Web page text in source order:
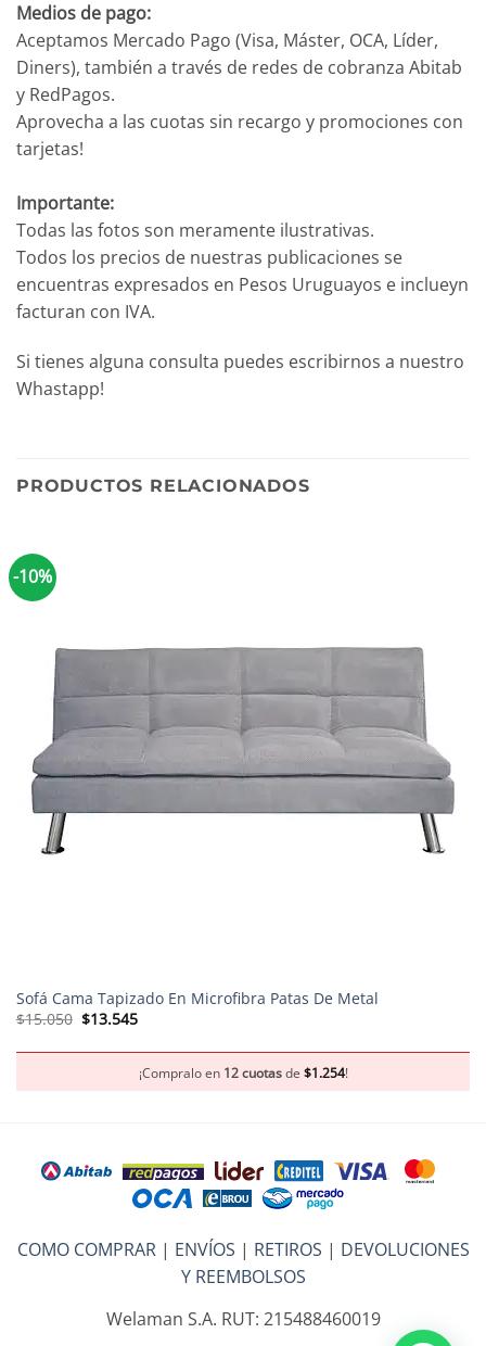
Medios de pago:
Aceptamos Mercado Pago (Visa, Máster, OCA, Líder,
Diners), también a través de redes de cobranza Abitab
y RedPagos.
Aprovecha a las cuotas sin recargo y promociones con
tarjetas!
Importante:
Todas las fotos son meramente ilustrativas.
Todos los precios de nuestras publicaciones se
encuentras expresados en Pesos Uruguayos e inclueyn
facturan con IVA.
Si tienes alguna consulta puedes escribirnos a nuestro
Whastapp!
PRODUCTOS RELACIONADOS
-10%
Sofá Cama Tapizado En Microfibra Patas De Metal
$15.050 El
precio
era:
$15.050.
$13.545El
precio
es:
$13.545.
¡Compralo en 12 cuotasde $1.254!
COMO COMPRAR| ENVÍOS | RETIROS | DEVOLUCIONES
Y REEMBOLSOS
Welaman S.A. RUT: 215488460019